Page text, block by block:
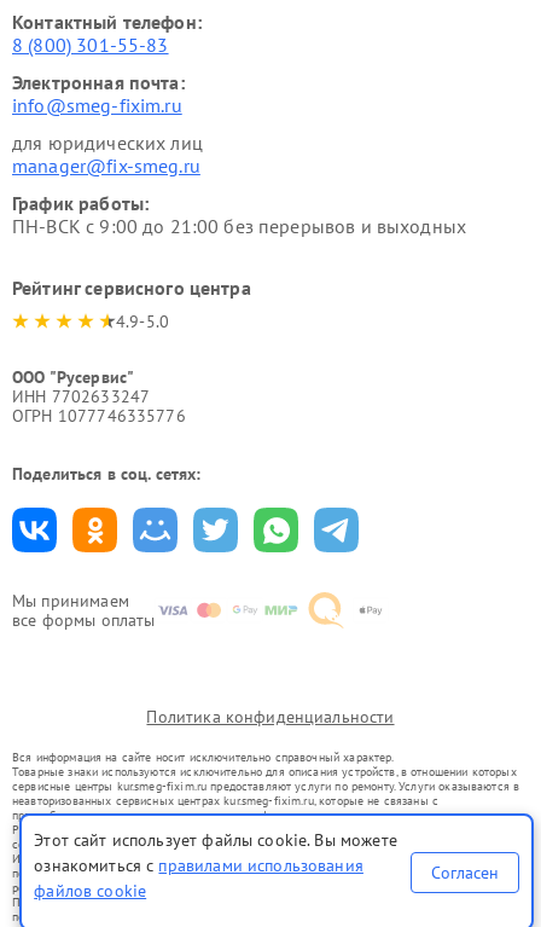
Мы принимаем
все формы оплаты
Контактный телефон:
8 (800) 301-55-83
Электронная почта:
info@smeg-fixim.ru
для юридических лиц
manager@fix-smeg.ru
График работы:
ПН-ВСК с 9:00 до 21:00 без перерывов и выходных
Рейтинг сервисного центра
4.9-5.0
ООО "Русервис"
ИНН 7702633247
ОГРН 1077746335776
Поделиться в соц. сетях:
Политика конфиденциальности
Вся информация на сайте носит исключительно справочный характер.
Товарные знаки используются исключительно для описания устройств, в отношении которых
сервисные центры kur.smeg-fixim.ru предоставляют услуги по ремонту. Услуги оказываются в
неавторизованных сервисных центрах kur.smeg-fixim.ru, которые не связаны с
правообладателями товарных знаков или их официальными представителями.
Ремонт осуществляется для устройств, уже введенных в гражданский оборот в соответствии
со статьей 1487 ГК РФ.
Использование товарных знаков не преследует цели индивидуализации услуг или введения
потребителей в заблуждение, а служит для информирования о предоставляемых услугах по
ремонту техники указанных брендов.
Представленная на сайте информация не является публичной офертой, определяемой
положениями Статьи 437(2) Гражданского кодекса РФ
Этот сайт использует файлы cookie. Вы можете
ознакомиться с правилами использования
файлов cookie
Согласен